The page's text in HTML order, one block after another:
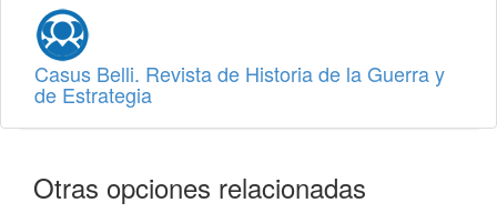
Casus Belli. Revista de Historia de la Guerra y
de Estrategia
Otras opciones relacionadas